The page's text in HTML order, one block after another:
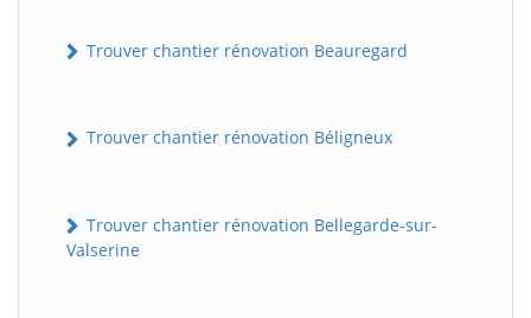
Trouver chantier rénovation Beauregard
Trouver chantier rénovation Béligneux
Trouver chantier rénovation Bellegarde-sur-
Valserine